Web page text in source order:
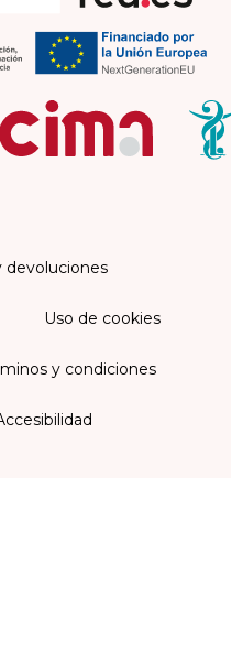
devoluciones
Uso de cookies
y condiciones